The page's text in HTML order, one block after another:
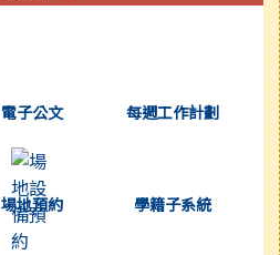
電子公文 每週工作計劃
場地預約
(另開新視窗)
學籍子系統